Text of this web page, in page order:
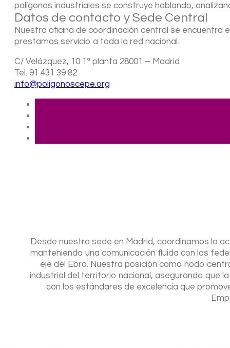
polígonos industriales se construye hablando,
Datos de contacto y Sede Central
Nuestra oficina de coordinación central se encuentra
prestamos servicio a toda la red nacional.
C/ Velázquez, 10 1ª planta 28001 – Madrid
Tel. 91 431 39 82
info@poligonoscepe.org
Desde nuestra sede en Madrid, coordinamos la
manteniendo una comunicación fluida con las
eje del Ebro. Nuestra posición como nodo
industrial del territorio nacional, asegurando que
con los estándares de excelencia que